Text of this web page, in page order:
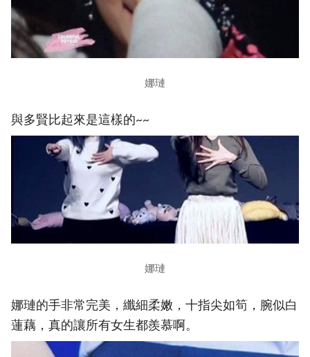
娜璉
與多賢比起來是這樣的~~
娜璉
娜璉的手非常完美，纖細柔嫩，十指尖如筍，腕似白
蓮藕，真的讓所有女生都羨慕啊。